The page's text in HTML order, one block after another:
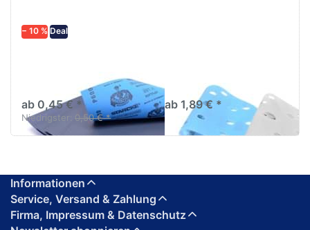
− 10 % Deal
diversen Körnungen
ab 0,45 € *
Niedrigster: 0,50 € *
Ø150mm Multiloch
ab 1,89 € *
Informationen
Service, Versand & Zahlung
Firma, Impressum & Datenschutz